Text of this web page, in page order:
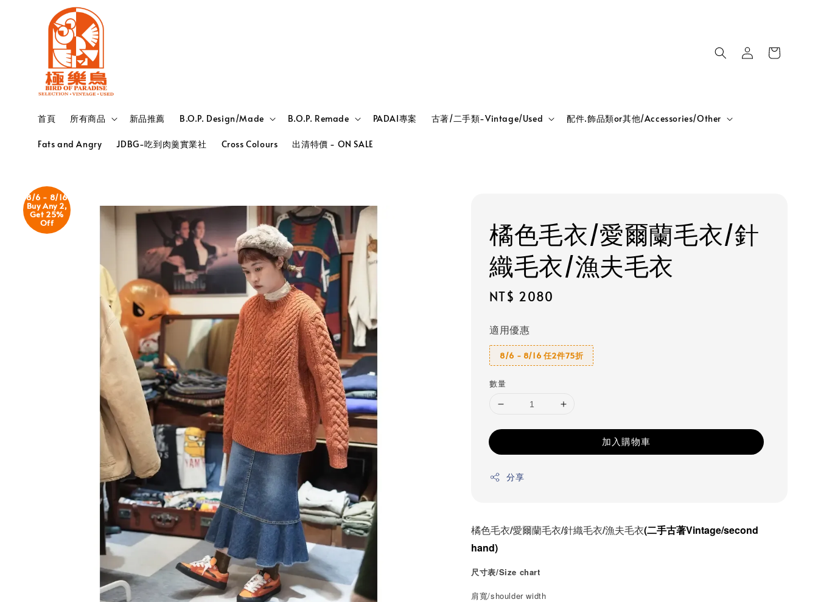
首頁 所有商品 新品推薦 B.O.P. Design/Made B.O.P. Remade PADAI專案 古著/二手類-Vintage/Used 配件.飾品類or其他/Accessories/Other
Fats and Angry JDBG-吃到肉羹實業社 Cross Colours 出清特價 - ON SALE
8/6 - 8/16
Buy Any 2,
Get 25%
Off
橘色毛衣/愛爾蘭毛衣/針
織毛衣/漁夫毛衣
Regular
NT$ 2080
適用優惠
8/6 - 8/16 任2件75折
數量
加入購物車
分享
橘色毛衣/愛爾蘭毛衣/針織毛衣/漁夫毛衣(二手古著Vintage/second
hand)
尺寸表/Size chart
肩寬/shoulder width